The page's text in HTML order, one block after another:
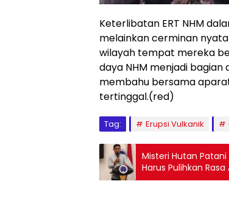
Keterlibatan ERT NHM
melainkan cerminan
wilayah tempat mereka
daya NHM menjadi
membahu bersama
tertinggal.(red)
Tag: Erupsi Vulkanik
Misteri Hutan
Harus Pulihkan